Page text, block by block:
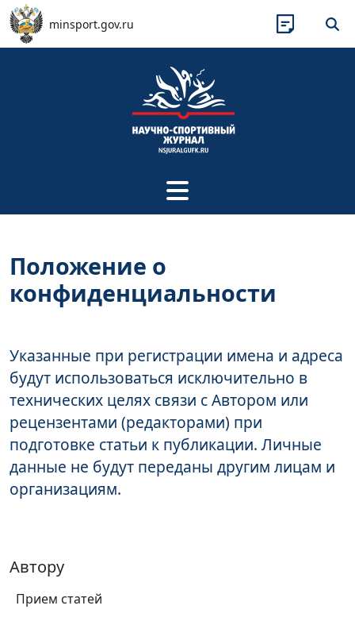
Перейти к основному содержанию
minsport.gov.ru
Положение о
конфиденциальности
Указанные при регистрации имена и адреса
будут использоваться исключительно в
технических целях связи с Автором или
рецензентами (редакторами) при
подготовке статьи к публикации. Личные
данные не будут переданы другим лицам и
организациям.
Автору
Прием статей